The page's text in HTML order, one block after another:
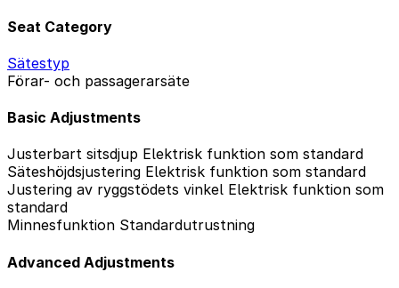
Seat Category
Sätestyp
Förar- och passagerarsäte
Basic Adjustments
Justerbart sitsdjup Elektrisk funktion som standard
Säteshöjdsjustering Elektrisk funktion som standard
Justering av ryggstödets vinkel Elektrisk funktion som
standard
Minnesfunktion Standardutrustning
Advanced Adjustments